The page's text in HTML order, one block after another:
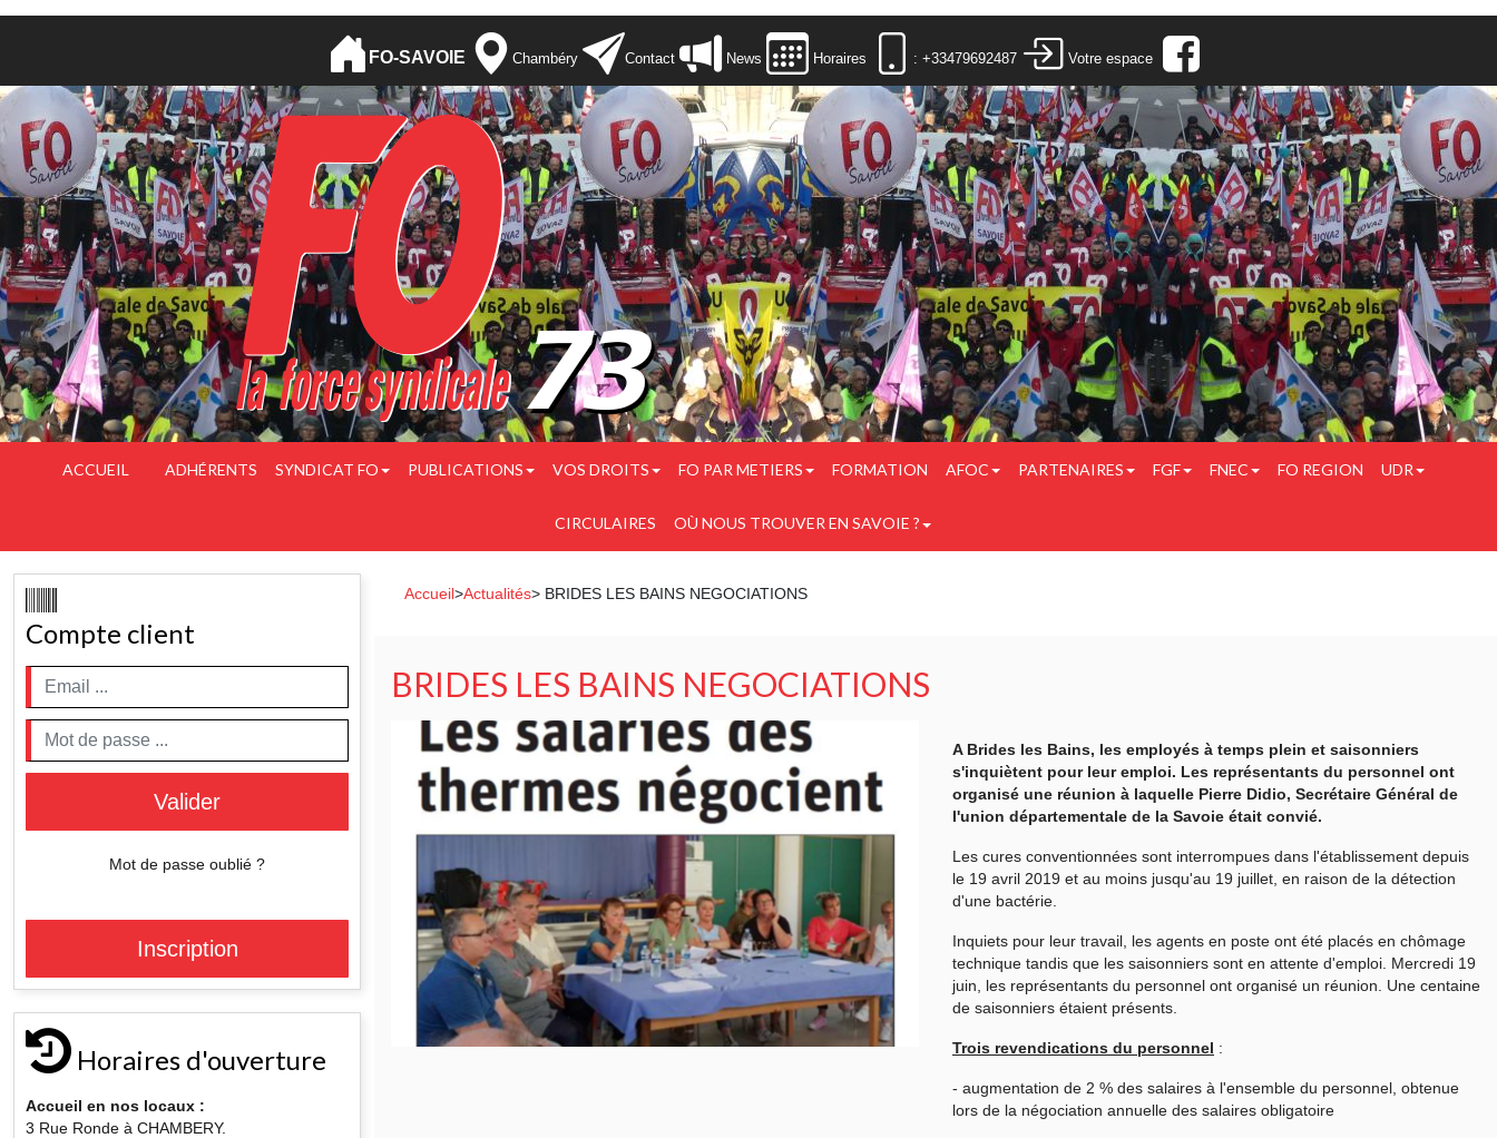
FO-SAVOIE Chambéry Contact News Horaires : +33479692487 Votre espace
ACCUEIL ADHÉRENTS SYNDICAT FO PUBLICATIONS VOS DROITS FO PAR METIERS FORMATION AFOC PARTENAIRES FGF FNEC FO REGION UDR
CIRCULAIRES OÙ NOUS TROUVER EN SAVOIE ?
Accueil>Actualités> BRIDES LES BAINS NEGOCIATIONS
BRIDES LES BAINS NEGOCIATIONS
A Brides les Bains, les employés à temps plein et saisonniers
s'inquiètent pour leur emploi. Les représentants du personnel ont
organisé une réunion à laquelle Pierre Didio, Secrétaire Général de
l'union départementale de la Savoie était convié.
Les cures conventionnées sont interrompues dans l'établissement depuis
le 19 avril 2019 et au moins jusqu'au 19 juillet, en raison de la détection
d'une bactérie.
Inquiets pour leur travail, les agents en poste ont été placés en chômage
technique tandis que les saisonniers sont en attente d'emploi. Mercredi 19
juin, les représentants du personnel ont organisé un réunion. Une centaine
de saisonniers étaient présents.
Trois revendications du personnel :
- augmentation de 2 % des salaires à l'ensemble du personnel, obtenue
lors de la négociation annuelle des salaires obligatoire
Compte client
Valider
Mot de passe oublié ?
Inscription
Horaires d'ouverture
Accueil en nos locaux :
3 Rue Ronde à CHAMBERY.